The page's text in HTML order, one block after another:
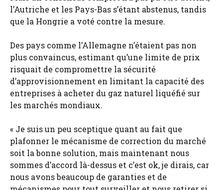
l’Autriche et les Pays-Bas s’étant abstenus, tandis
que la Hongrie a voté contre la mesure.
Des pays comme l’Allemagne n’étaient pas non
plus convaincus, estimant qu’une limite de prix
risquait de compromettre la sécurité
d’approvisionnement en limitant la capacité des
entreprises à acheter du gaz naturel liquéfié sur
les marchés mondiaux.
« Je suis un peu sceptique quant au fait que
plafonner le mécanisme de correction du marché
soit la bonne solution, mais maintenant nous
sommes d’accord là-dessus et c’est ok, je dirais, car
nous avons beaucoup de garanties et de